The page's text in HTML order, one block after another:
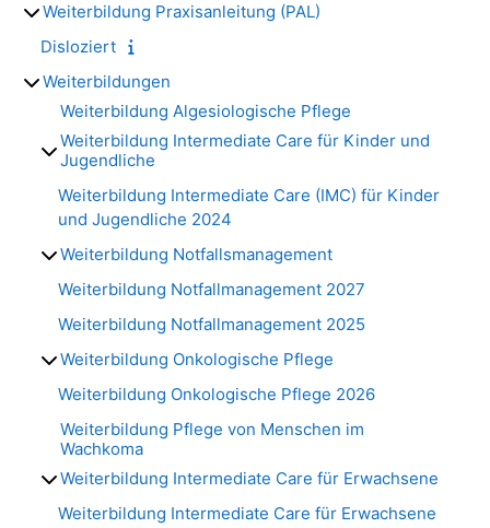
Weiterbildung Praxisanleitung (PAL)
Disloziert
Weiterbildungen
Weiterbildung Algesiologische Pflege
Weiterbildung Intermediate Care für Kinder und
Jugendliche
Weiterbildung Intermediate Care (IMC) für Kinder
und Jugendliche 2024
Weiterbildung Notfallsmanagement
Weiterbildung Notfallmanagement 2027
Weiterbildung Notfallmanagement 2025
Weiterbildung Onkologische Pflege
Weiterbildung Onkologische Pflege 2026
Weiterbildung Pflege von Menschen im
Wachkoma
Weiterbildung Intermediate Care für Erwachsene
Weiterbildung Intermediate Care für Erwachsene